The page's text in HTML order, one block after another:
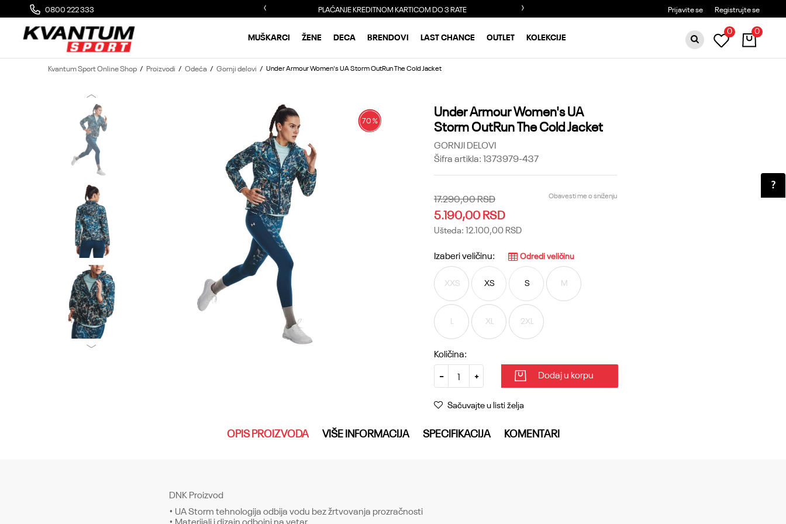
0800 222 333
MOGUĆA ZAMENA 14 DANA OD DOSTAVE PLAĆANJE KREDITNOM KARTICOM DO 3 RATE BESPLATNA DOSTAVA ZA PORUDŽBINE PREKO 6000RSD
Prijavite se Registrujte se
MUŠKARCI ŽENE DECA BRENDOVI LAST CHANCE OUTLET KOLEKCIJE 0
0
Kvantum Sport Online Shop Proizvodi Odeća Gornji delovi Under Armour Women's UA Storm OutRun The Cold Jacket
70%
Under Armour Women's UA
Storm OutRun The Cold Jacket
GORNJI DELOVI
Šifra artikla:1373979-437
17.290,00RSD
5.190,00RSD
Ušteda: 12.100,00 RSD
Obavesti me o sniženju
Izaberi veličinu: Odredi veličinu
XXS XS S M
L XL 2XL
Količina:
Dodaj u korpu
Sačuvajte u listi želja
OPIS PROIZVODA VIŠE INFORMACIJA SPECIFIKACIJA KOMENTARI
DNK Proizvod
• UA Storm tehnologija odbija vodu bez žrtvovanja prozračnosti
• Materijali i dizajn odbojni na vetar